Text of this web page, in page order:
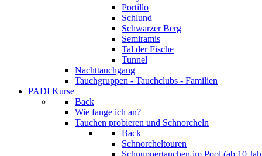
Portillo
Schlund
Schwarzer Berg
Semiramis
Tal der Fische
Tunnel
Nachttauchgang
Tauchgruppen - Tauchclubs - Familien
PADI Kurse
Back
Wie fange ich an?
Tauchen probieren und Schnorcheln
Back
Schnorcheltouren
Schnuppertauchen im Pool (ab 10